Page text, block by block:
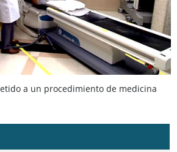
a un procedimiento de medicina